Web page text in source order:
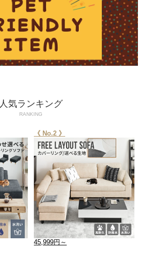
人気ランキング
RANKING
《 No.2 》
45,999円～